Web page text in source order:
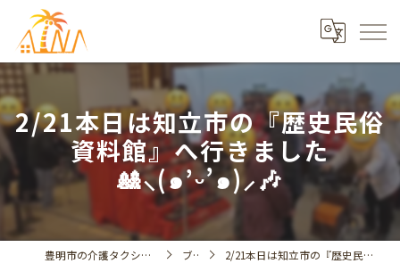
2/21本日は知立市の『歴史民俗
資料館』へ行きました
🎎⸜(๑’ᵕ’๑)⸝🎶
豊明市の介護タクシーならデイサービスアイナ ブログ 2/21本日は知立市の『歴史民俗資料館』へ行きました🎎⸜(๑’ᵕ’๑)⸝🎶